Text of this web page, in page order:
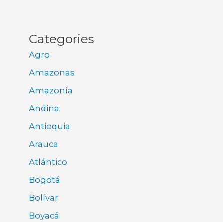
Categories
Agro
Amazonas
Amazonía
Andina
Antioquia
Arauca
Atlántico
Bogotá
Bolívar
Boyacá